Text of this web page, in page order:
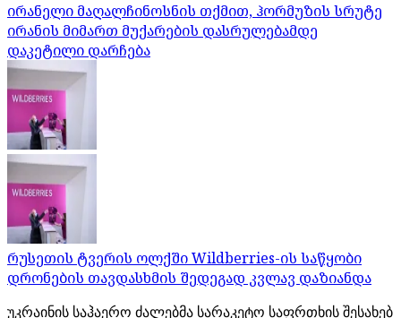
ირანელი მაღალჩინოსნის თქმით, ჰორმუზის სრუტე
ირანის მიმართ მუქარების დასრულებამდე
დაკეტილი დარჩება
რუსეთის ტვერის ოლქში Wildberries-ის საწყობი
დრონების თავდასხმის შედეგად კვლავ დაზიანდა
უკრაინის საჰაერო ძალებმა სარაკეტო საფრთხის შესახებ